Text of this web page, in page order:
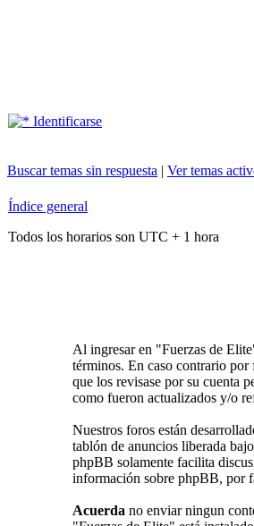
Identificarse
Buscar temas sin respuesta | Ver temas
Índice general
Todos los horarios son UTC + 1 hora
Al ingresar en "Fuerzas de
términos. En caso contrario por
que los revisase por su cuenta
como fueron actualizados y/o
Nuestros foros están
tablón de anuncios liberada
phpBB solamente facilita
información sobre phpBB, por
Acuerda no enviar ningun